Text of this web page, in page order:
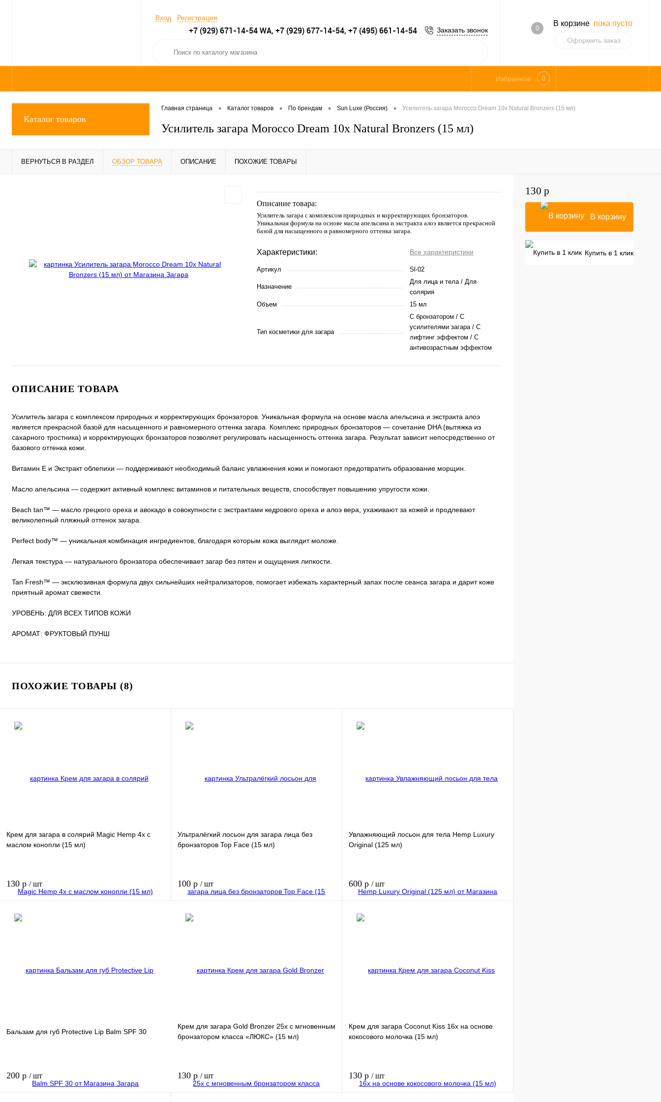
Вход Регистрация
+7 (929) 671-14-54 WA, +7 (929) 677-14-54, +7 (495) 661-14-54 Заказать звонок 0
В корзине пока пусто
Оформить заказ
Избранное 0
Каталог товаров
Главная страница • Каталог товаров • По брендам • Sun Luxe (Россия) • Усилитель загара Morocco Dream 10х Natural Bronzers (15 мл)
Усилитель загара Morocco Dream 10х Natural Bronzers (15 мл)
ВЕРНУТЬСЯ В РАЗДЕЛ ОБЗОР ТОВАРА ОПИСАНИЕ ПОХОЖИЕ ТОВАРЫ
Описание товара:
Усилитель загара с комплексом природных и корректирующих бронзаторов.
Уникальная формула на основе масла апельсина и экстракта алоэ является прекрасной
базой для насыщенного и равномерного оттенка загара.
Характеристики: Все характеристики
Артикул Sl-02
Назначение
Для лица и тела / Для
солярия
Объем
15 мл
Тип косметики для загара
С бронзатором / С
усилителями загара / С
лифтинг эффектом / С
антивозрастным эффектом
ОПИСАНИЕ ТОВАРА
Усилитель загара с комплексом природных и корректирующих бронзаторов. Уникальная формула на основе масла апельсина и экстракта алоэ
является прекрасной базой для насыщенного и равномерного оттенка загара. Комплекс природных бронзаторов — сочетание DHA (вытяжка из
сахарного тростника) и корректирующих бронзаторов позволяет регулировать насыщенность оттенка загара. Результат зависит непосредственно от
базового оттенка кожи.
Витамин Е и Экстракт облепихи — поддерживают необходимый баланс увлажнения кожи и помогают предотвратить образование морщин.
Масло апельсина — содержит активный комплекс витаминов и питательных веществ, способствует повышению упругости кожи.
Beach tan™ — масло грецкого ореха и авокадо в совокупности с экстрактами кедрового ореха и алоэ вера, ухаживают за кожей и продлевают
великолепный пляжный оттенок загара.
Perfect body™ — уникальная комбинация ингредиентов, благодаря которым кожа выглядит моложе.
Легкая текстура — натурального бронзатора обеспечивает загар без пятен и ощущения липкости.
Tan Fresh™ — эксклюзивная формула двух сильнейших нейтрализаторов, помогает избежать характерный запах после сеанса загара и дарит коже
приятный аромат свежести.
УРОВЕНЬ: ДЛЯ ВСЕХ ТИПОВ КОЖИ
АРОМАТ: ФРУКТОВЫЙ ПУНШ
ПОХОЖИЕ ТОВАРЫ (8)
Крем для загара в солярий Magic Hemp 4х с
маслом конопли (15 мл)
130 р / шт
Ультралёгкий лосьон для загара лица без
бронзаторов Top Face (15 мл)
100 р / шт
Увлажняющий лосьон для тела Hemp Luxury
Original (125 мл)
600 р / шт
Бальзам для губ Protective Lip Balm SPF 30
200 р / шт
Крем для загара Gold Bronzer 25x с мгновенным
бронзатором класса «ЛЮКС» (15 мл)
130 р / шт
Крем для загара Coconut Kiss 16х на основе
кокосового молочка (15 мл)​
130 р / шт
130 р
В корзину
Купить в 1 клик